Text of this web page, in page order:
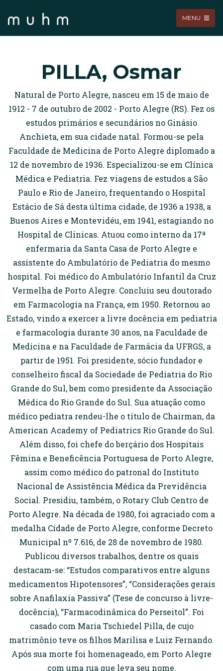
MENU
PILLA, Osmar
Natural de Porto Alegre, nasceu em 15 de maio de
1912 - 7 de outubro de 2002 - Porto Alegre (RS). Fez os
estudos primários e secundários no Ginásio
Anchieta, em sua cidade natal. Formou-se pela
Faculdade de Medicina de Porto Alegre diplomado a
12 de novembro de 1936. Especializou-se em Clínica
Médica e Pediatria. Fez viagens de estudos a São
Paulo e Rio de Janeiro, frequentando o Hospital
Estácio de Sá desta última cidade, de 1936 a 1938, a
Buenos Aires e Montevidéu, em 1941, estagiando no
Hospital de Clínicas. Atuou como interno da 17ª
enfermaria da Santa Casa de Porto Alegre e
assistente do Ambulatório de Pediatria do mesmo
hospital. Foi médico do Ambulatório Infantil da Cruz
Vermelha de Porto Alegre. Concluiu seu doutorado
em Farmacologia na França, em 1950. Retornou ao
Estado, vindo a exercer a livre docência em pediatria
e farmacologia durante 30 anos, na Faculdade de
Medicina e na Faculdade de Farmácia da UFRGS, a
partir de 1951. Foi presidente, sócio fundador e
conselheiro fiscal da Sociedade de Pediatria do Rio
Grande do Sul, bem como presidente da Associação
Médica do Rio Grande do Sul. Sua atuação como
médico pediatra rendeu-lhe o título de Chairman, da
American Academy of Pediatrics Rio Grande do Sul.
Além disso, foi chefe do berçário dos Hospitais
Fêmina e Beneficência Portuguesa de Porto Alegre,
assim como médico do patronal do Instituto
Nacional de Assistência Médica da Previdência
Social. Presidiu, também, o Rotary Club Centro de
Porto Alegre. Na década de 1980, foi agraciado com a
medalha Cidade de Porto Alegre, conforme Decreto
Municipal nº 7.616, de 28 de novembro de 1980.
Publicou diversos trabalhos, dentre os quais
destacam-se: “Estudos comparativos entre alguns
medicamentos Hipotensores”, “Considerações gerais
sobre Anafilaxia Passiva” (Tese de concurso à livre-
docência), “Farmacodinâmica do Perseitol”. Foi
casado com Maria Tschiedel Pilla, de cujo
matrimônio teve os filhos Marilisa e Luiz Fernando.
Após sua morte foi homenageado, em Porto Alegre
com uma rua que leva seu nome.